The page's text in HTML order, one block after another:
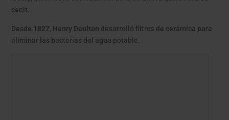
cenit.
Desde 1827, Henry Doulton desarrolló filtros de cerámica para
eliminar las bacterias del agua potable.